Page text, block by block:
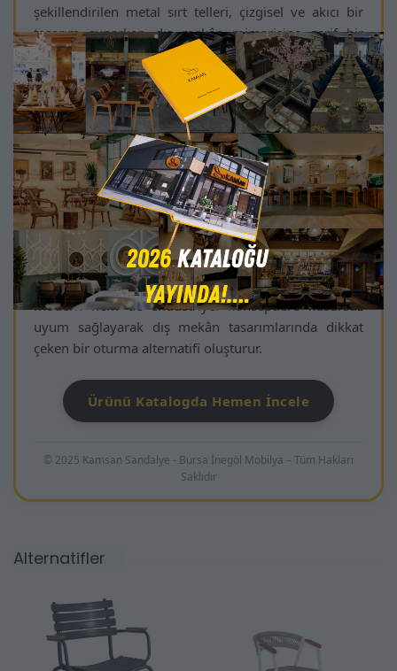
şekillendirilen metal sırt telleri, çizgisel ve akıcı bir
tasarım sunarken dış mekân mimarisine zarif bir
dinamizm kazandırır.
Dış mekân koşullarına dayanıklı metal gövdesi, UV
dayanımlı yüzey kaplaması ve ergonomik döşeme
oturum yapısıyla yüksek konfor sağlar. Kafe, restoran,
otel, teras ve şehir içi açık alan projelerinde uzun
ömürlü kullanım sunacak şekilde üretilmiştir. Yapısal
sağlamlığı, yoğun ticari projelerde bile formunu
koruyan dayanıklı bir çözüm sunar.
Zebra Plus; minimal, güçlü ve modern çizgisiyle
mekânlara profesyonel bir estetik kazandırır. İnce
metal işçiliği ve zamansız yapısı sayesinde hem
modern hem de endüstriyel konseptlere kusursuz
uyum sağlayarak dış mekân tasarımlarında dikkat
çeken bir oturma alternatifi oluşturur.
Ürünü Katalogda Hemen İncele
© 2025 Kamsan Sandalye - Bursa İnegöl Mobilya – Tüm Hakları
Saklıdır
Alternatifler